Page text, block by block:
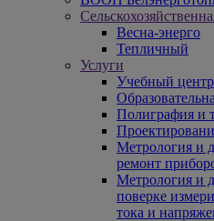
Весна-энерго
Тепличный
Услуги
Учебный центр
Полиграфия и
Метрология и
ремонт
Метрология и
поверке
тока и